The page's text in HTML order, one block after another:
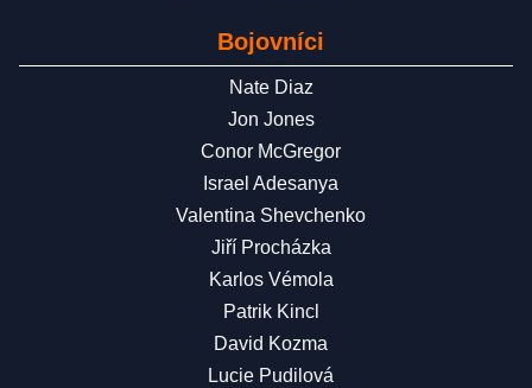
Bojovníci
Nate Diaz
Jon Jones
Conor McGregor
Israel Adesanya
Valentina Shevchenko
Jiří Procházka
Karlos Vémola
Patrik Kincl
David Kozma
Lucie Pudilová